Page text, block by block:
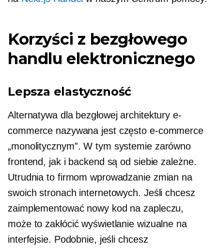
Korzyści z bezgłowego
handlu elektronicznego
Lepsza elastyczność
Alternatywa dla bezgłowej architektury e-
commerce nazywana jest często e-commerce
„monolitycznym”. W tym systemie zarówno
frontend, jak i backend są od siebie zależne.
Utrudnia to firmom wprowadzanie zmian na
swoich stronach internetowych. Jeśli chcesz
zaimplementować nowy kod na zapleczu,
może to zakłócić wyświetlanie wizualne na
interfejsie. Podobnie, jeśli chcesz